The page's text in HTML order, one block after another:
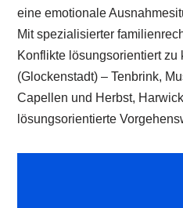
eine emotionale
Mit spezialisierter
Konflikte lösungsorientiert
(Glockenstadt) – Tenbrink,
Capellen und Herbst,
lösungsorientierte